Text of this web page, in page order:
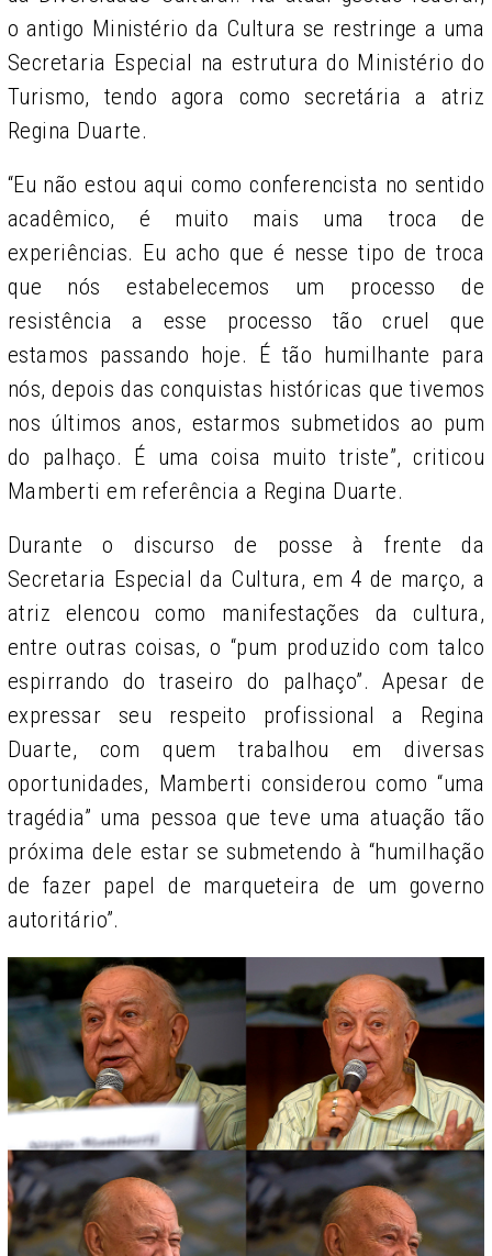
o antigo Ministério da Cultura se restringe a uma
Secretaria Especial na estrutura do Ministério do
Turismo, tendo agora como secretária a atriz
Regina Duarte.
“Eu não estou aqui como conferencista no sentido
acadêmico, é muito mais uma troca de
experiências. Eu acho que é nesse tipo de troca
que nós estabelecemos um processo de
resistência a esse processo tão cruel que
estamos passando hoje. É tão humilhante para
nós, depois das conquistas históricas que tivemos
nos últimos anos, estarmos submetidos ao pum
do palhaço. É uma coisa muito triste”, criticou
Mamberti em referência a Regina Duarte.
Durante o discurso de posse à frente da
Secretaria Especial da Cultura, em 4 de março, a
atriz elencou como manifestações da cultura,
entre outras coisas, o “pum produzido com talco
espirrando do traseiro do palhaço”. Apesar de
expressar seu respeito profissional a Regina
Duarte, com quem trabalhou em diversas
oportunidades, Mamberti considerou como “uma
tragédia” uma pessoa que teve uma atuação tão
próxima dele estar se submetendo à “humilhação
de fazer papel de marqueteira de um governo
autoritário”.